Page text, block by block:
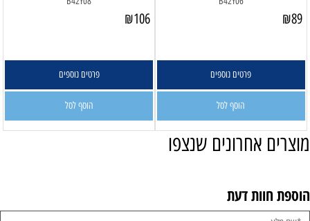
₪89
פרטים נוספים
הוסף לסל
₪106
פרטים נוספים
הוסף לסל
מוצרים אחרונים שנצפו
הוספת חוות דעת